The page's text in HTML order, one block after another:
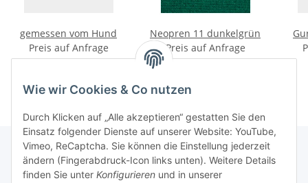
gemessen vom Hund
Preis auf Anfrage
Neopren 11 dunkelgrün
Preis auf Anfrage
Informationen
Wie wir Cookies & Co nutzen
Durch Klicken auf „Alle akzeptieren“ gestatten Sie den
Einsatz folgender Dienste auf unserer Website: YouTube,
Vimeo, ReCaptcha. Sie können die Einstellung jederzeit
ändern (Fingerabdruck-Icon links unten). Weitere Details
finden Sie unter Konfigurieren und in unserer